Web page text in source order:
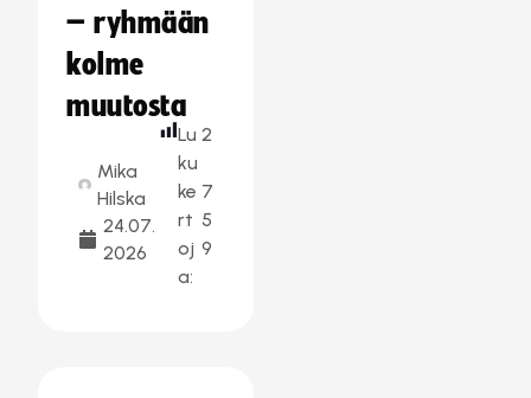
– ryhmään
kolme
muutosta
Mika
Hilska
24.07.
2026
Lu
ku
ke
rt
oj
a:
2
7
5
9